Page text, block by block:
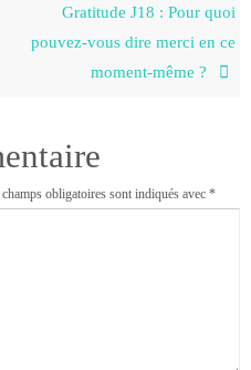
Gratitude J18 : Pour quoi
pouvez-vous dire merci en ce
moment-même ?
obligatoires sont indiqués avec *